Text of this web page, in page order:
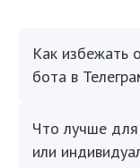
Как избежать
бота в
Что лучше для
или